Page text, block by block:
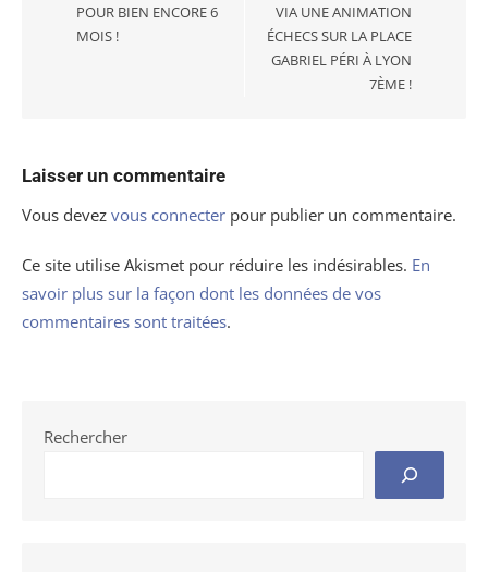
POUR BIEN ENCORE 6
MOIS !
VIA UNE ANIMATION
ÉCHECS SUR LA PLACE
GABRIEL PÉRI À LYON
7ÈME !
Laisser un commentaire
Vous devez vous connecter pour publier un commentaire.
Ce site utilise Akismet pour réduire les indésirables. En
savoir plus sur la façon dont les données de vos
commentaires sont traitées.
Rechercher